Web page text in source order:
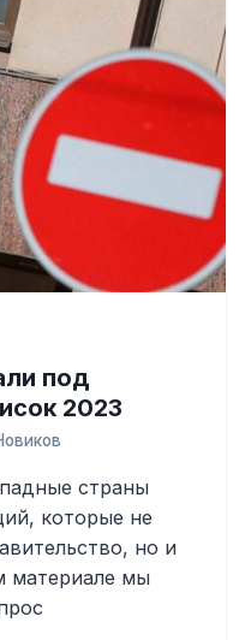
под
2023
страны
которые не
но и
материале мы